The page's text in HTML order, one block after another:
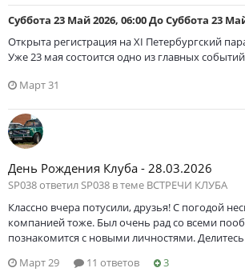
Суббота 23 Май 2026, 06:00ДоСуббота 23
Открыта регистрация на XI Петербургский
Уже 23 мая состоится одно из главных
Март 31
День Рождения Клуба - 28.03.2026
SP038 ответил SP038 в теме ВСТРЕЧИ КЛУБА
Классно вчера потусили, друзья! С погодой
компанией тоже. Был очень рад со всеми
познакомится с новыми личностями.
Март 29
11 ответов 3